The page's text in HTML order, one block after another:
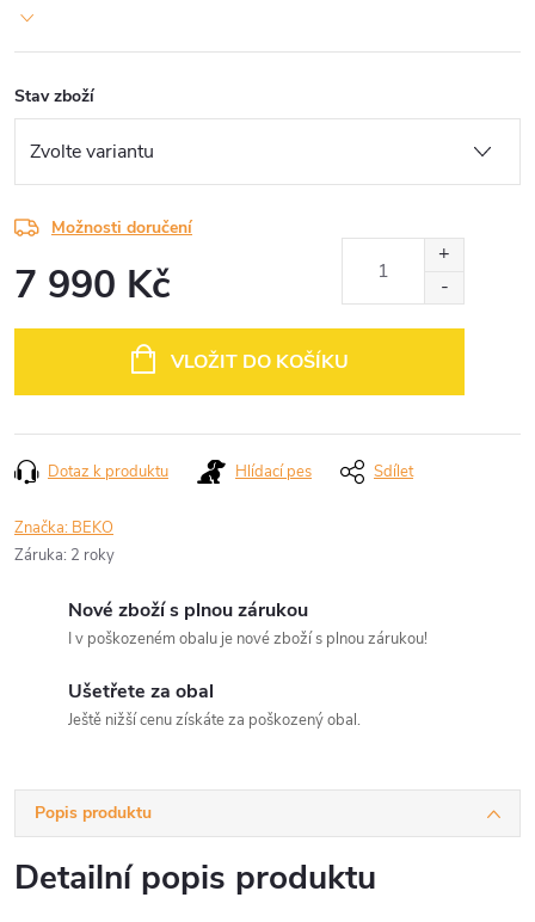
Stav zboží
Možnosti doručení
7 990 Kč
VLOŽIT DO KOŠÍKU
Dotaz k produktu Hlídací pes Sdílet
Značka: BEKO
Záruka: 2 roky
Nové zboží s plnou zárukou
I v poškozeném obalu je nové zboží s plnou zárukou!
Ušetřete za obal
Ještě nižší cenu získáte za poškozený obal.
Popis produktu
Detailní popis produktu